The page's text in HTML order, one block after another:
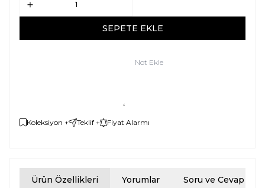
SEPETE EKLE
Not Ekle
Koleksiyon + Teklif + Fiyat Alarmı
Ürün Özellikleri Yorumlar Soru ve Cevap